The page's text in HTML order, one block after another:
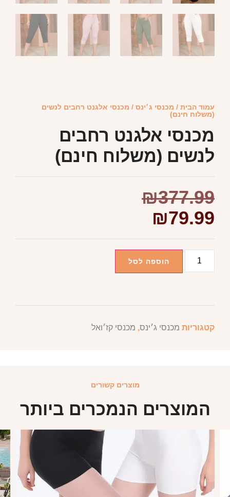
עמוד הבית / מכנסי ג׳ינס / מכנסי אלגנט רחבים לנשים
(משלוח חינם)
מכנסי אלגנט רחבים
לנשים (משלוח חינם)
₪377.99
₪79.99
הוספה לסל
קטגוריות מכנסי ג׳ינס, מכנסי קז׳ואל
מוצרים קשורים
המוצרים הנמכרים ביותר